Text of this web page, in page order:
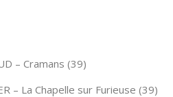
– Cramans (39)
– La Chapelle sur Furieuse (39)